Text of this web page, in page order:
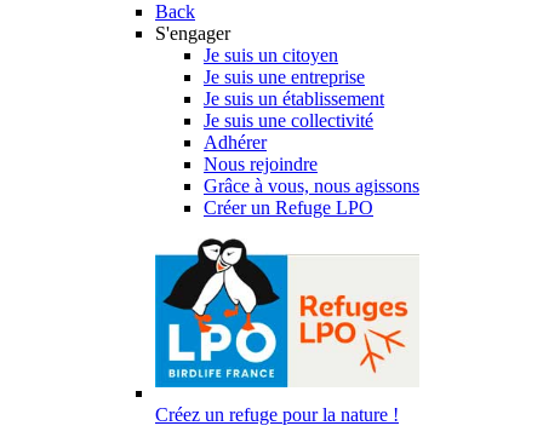
Back
S'engager
Je suis un citoyen
Je suis une entreprise
Je suis un établissement
Je suis une collectivité
Adhérer
Nous rejoindre
Grâce à vous, nous agissons
Créer un Refuge LPO
Créez un refuge pour la nature !